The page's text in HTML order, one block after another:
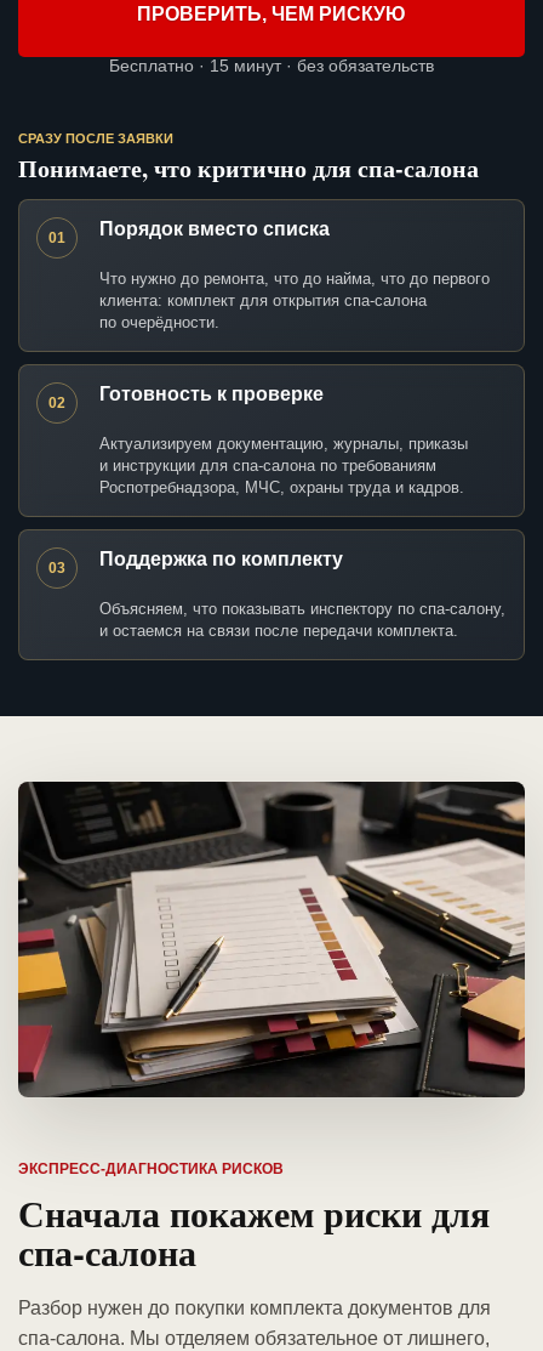
ПРОВЕРИТЬ, ЧЕМ РИСКУЮ
Бесплатно · 15 минут · без обязательств
СРАЗУ ПОСЛЕ ЗАЯВКИ
Понимаете, что критично для спа-салона
01 Порядок вместо списка
Что нужно до ремонта, что до найма, что до первого
клиента: комплект для открытия спа-салона
по очерёдности.
02 Готовность к проверке
Актуализируем документацию, журналы, приказы
и инструкции для спа-салона по требованиям
Роспотребнадзора, МЧС, охраны труда и кадров.
03 Поддержка по комплекту
Объясняем, что показывать инспектору по спа-салону,
и остаемся на связи после передачи комплекта.
ЭКСПРЕСС-ДИАГНОСТИКА РИСКОВ
Сначала покажем риски для
спа-салона
Разбор нужен до покупки комплекта документов для
спа-салона. Мы отделяем обязательное от лишнего,